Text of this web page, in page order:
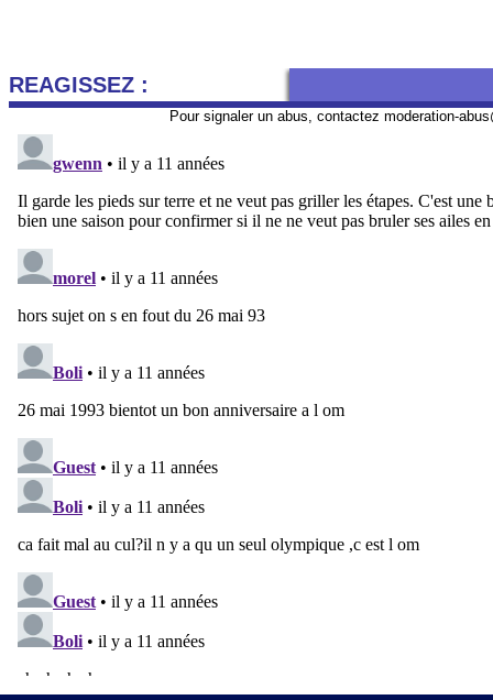
REAGISSEZ :
Pour signaler un abus, contactez moderation-